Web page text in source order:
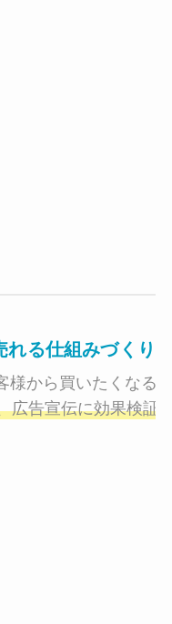
れる仕組みづくり
様から買いたくなる
広告宣伝に効果検証